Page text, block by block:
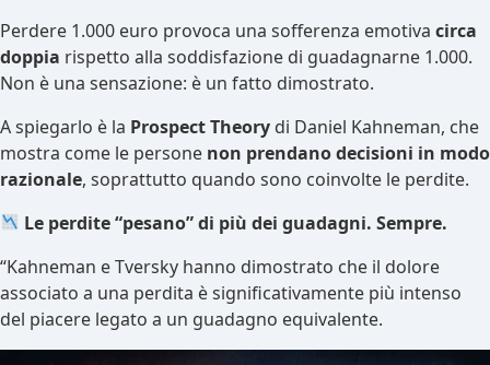
Perdere 1.000 euro provoca una sofferenza emotiva circa
doppia rispetto alla soddisfazione di guadagnarne 1.000.
Non è una sensazione: è un fatto dimostrato.
A spiegarlo è la Prospect Theory di Daniel Kahneman, che
mostra come le persone non prendano decisioni in modo
razionale, soprattutto quando sono coinvolte le perdite.
Le perdite “pesano” di più dei guadagni. Sempre.
“Kahneman e Tversky hanno dimostrato che il dolore
associato a una perdita è significativamente più intenso
del piacere legato a un guadagno equivalente.